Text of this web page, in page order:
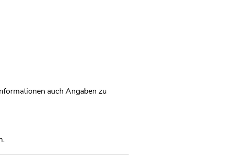
auch Angaben zu